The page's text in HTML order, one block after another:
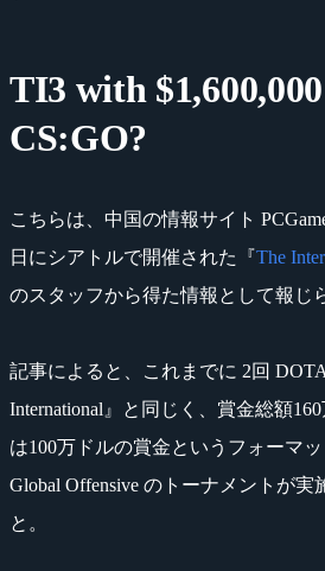
TI3 with
CS:GO?
こちらは、中国の情報サイト
日にシアトルで開催された『The
のスタッフから得た情報として報じ
記事によると、これまでに 2回
International』と同じく、賞金総額
は100万ドルの賞金というフォーマッ
Global Offensive のトーナメントが実
と。